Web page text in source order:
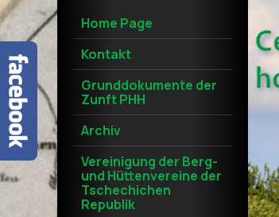
Home Page
Kontakt
Grunddokumente der
Zunft PHH
Archiv
Vereinigung der Berg-
und Hüttenvereine der
Tschechichen
Republik